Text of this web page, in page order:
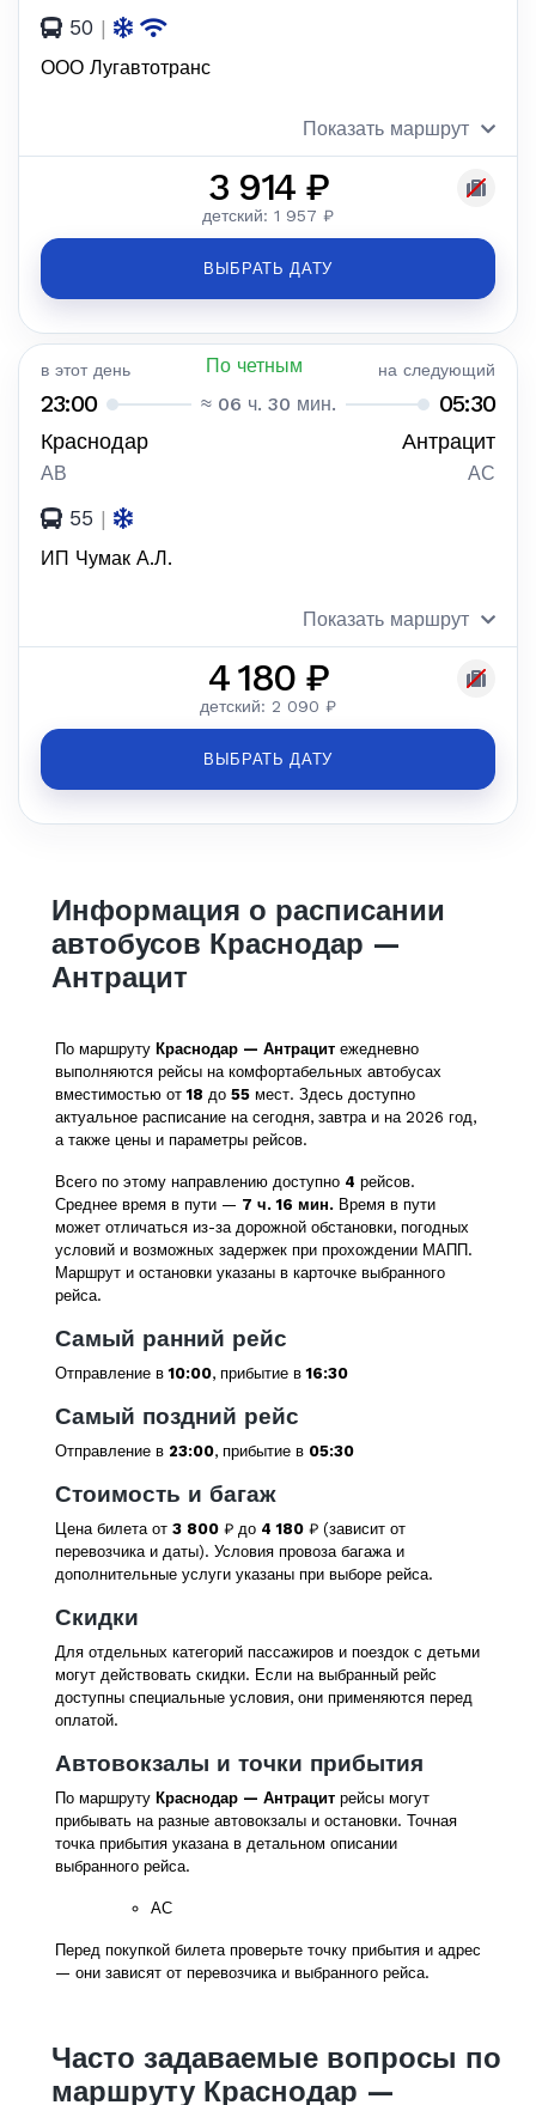
50 |
ООО Лугавтотранс
Показать маршрут
3 914 ₽
детский: 1 957 ₽
ВЫБРАТЬ ДАТУ
в этот день По четным на следующий
23:00 ≈ 06 ч. 30 мин. 05:30
Краснодар Антрацит
АВ АС
55 |
ИП Чумак А.Л.
Показать маршрут
4 180 ₽
детский: 2 090 ₽
ВЫБРАТЬ ДАТУ
Информация о расписании
автобусов Краснодар —
Антрацит
По маршруту Краснодар — Антрацит ежедневно
выполняются рейсы на комфортабельных автобусах
вместимостью от18 до 55 мест. Здесь доступно
актуальное расписание на сегодня, завтра и на 2026 год,
а также цены и параметры рейсов.
Всего по этому направлению доступно 4 рейсов.
Среднее время в пути — 7 ч. 16 мин. Время в пути
может отличаться из-за дорожной обстановки, погодных
условий и возможных задержек при прохождении МАПП.
Маршрут и остановки указаны в карточке выбранного
рейса.
Самый ранний рейс
Отправление в10:00, прибытие в16:30
Самый поздний рейс
Отправление в 23:00, прибытие в 05:30
Стоимость и багаж
Цена билета от 3 800 ₽ до 4 180 ₽ (зависит от
перевозчика и даты). Условия провоза багажа и
дополнительные услуги указаны при выборе рейса.
Скидки
Для отдельных категорий пассажиров и поездок с детьми
могут действовать скидки. Если на выбранный рейс
доступны специальные условия, они применяются перед
оплатой.
Автовокзалы и точки прибытия
По маршруту Краснодар — Антрацит рейсы могут
прибывать на разные автовокзалы и остановки. Точная
точка прибытия указана в детальном описании
выбранного рейса.
АС
Перед покупкой билета проверьте точку прибытия и адрес
— они зависят от перевозчика и выбранного рейса.
Часто задаваемые вопросы по
маршруту Краснодар —